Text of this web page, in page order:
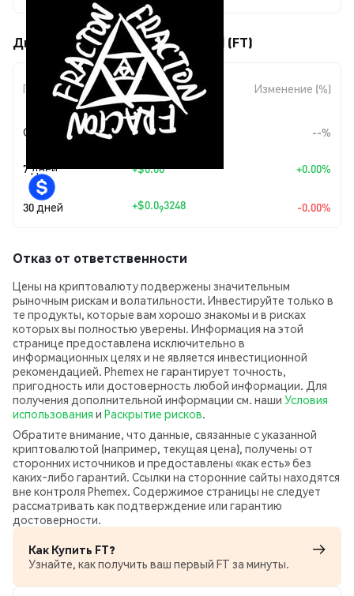
Движения цены Fracton Protocol (FT)
Период
Изменение
суммы
Изменение (%)
Сегодня -- --%
7 дней +$0.00 +0.00%
30 дней +$0.093248 -0.00%
Отказ от ответственности
Цены на криптовалюту подвержены значительным
рыночным рискам и волатильности. Инвестируйте только в
те продукты, которые вам хорошо знакомы и в рисках
которых вы полностью уверены. Информация на этой
странице предоставлена исключительно в
информационных целях и не является инвестиционной
рекомендацией. Phemex не гарантирует точность,
пригодность или достоверность любой информации. Для
получения дополнительной информации см. наши Условия
использования и Раскрытие рисков.
Обратите внимание, что данные, связанные с указанной
криптовалютой (например, текущая цена), получены от
сторонних источников и предоставлены «как есть» без
каких‑либо гарантий. Ссылки на сторонние сайты находятся
вне контроля Phemex. Содержимое страницы не следует
рассматривать как подтверждение или гарантию
достоверности.
Как Купить FT?
Узнайте, как получить ваш первый FT за минуты.